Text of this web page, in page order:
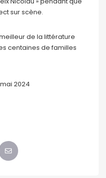
sur scène.
de la littérature
centaines de familles
2024